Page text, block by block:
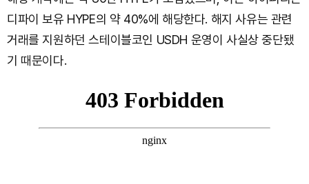
디파이 보유 HYPE의 약 40%에 해당한다. 해지 사유는 관련
거래를 지원하던 스테이블코인 USDH 운영이 사실상 중단됐
기 때문이다.